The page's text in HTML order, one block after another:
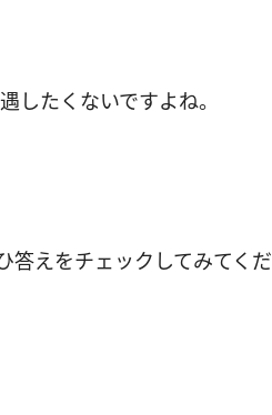
したくないですよね。
えをチェックしてみてくだ